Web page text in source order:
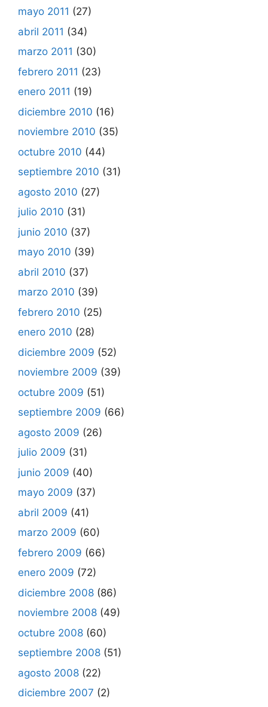
mayo 2011 (27)
abril 2011 (34)
marzo 2011 (30)
febrero 2011 (23)
enero 2011 (19)
diciembre 2010 (16)
noviembre 2010 (35)
octubre 2010 (44)
septiembre 2010 (31)
agosto 2010 (27)
julio 2010 (31)
junio 2010 (37)
mayo 2010 (39)
abril 2010 (37)
marzo 2010 (39)
febrero 2010 (25)
enero 2010 (28)
diciembre 2009 (52)
noviembre 2009 (39)
octubre 2009 (51)
septiembre 2009 (66)
agosto 2009 (26)
julio 2009 (31)
junio 2009 (40)
mayo 2009 (37)
abril 2009 (41)
marzo 2009 (60)
febrero 2009 (66)
enero 2009 (72)
diciembre 2008 (86)
noviembre 2008 (49)
octubre 2008 (60)
septiembre 2008 (51)
agosto 2008 (22)
diciembre 2007 (2)